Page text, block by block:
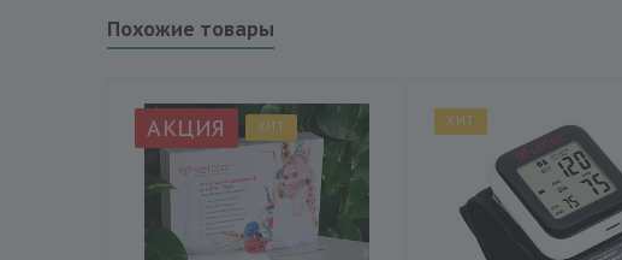
Похожие товары
АКЦИЯ ХИТ ХИТ